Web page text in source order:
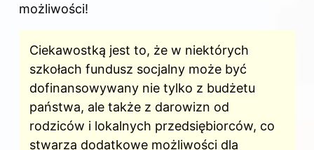
możliwości!
Ciekawostką jest to, że w niektórych
szkołach fundusz socjalny może być
dofinansowywany nie tylko z budżetu
państwa, ale także z darowizn od
rodziców i lokalnych przedsiębiorców, co
stwarza dodatkowe możliwości dla